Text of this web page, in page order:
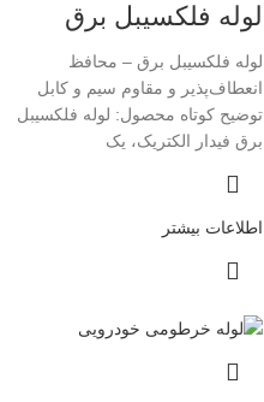
لوله فلکسیبل برق
لوله فلکسیبل برق – محافظ
انعطاف‌پذیر و مقاوم سیم و کابل
توضیح کوتاه محصول: لوله فلکسیبل
برق فیدار الکتریک، یک
اطلاعات بیشتر